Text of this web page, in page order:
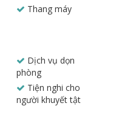
Thang máy
Dịch vụ dọn
phòng
Tiện nghi cho
người khuyết tật